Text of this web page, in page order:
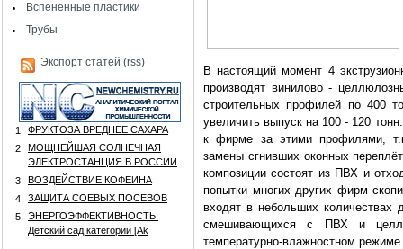
Вспененные пластики
Трубы
Экспорт статей (rss)
1.
ФРУКТОЗА ВРЕДНЕЕ САХАРА
2.
МОЩНЕЙШАЯ СОЛНЕЧНАЯ
ЭЛЕКТРОСТАНЦИЯ В РОССИИ
3.
ВОЗДЕЙСТВИЕ КОФЕИНА
4.
ЗАЩИТА СОЕВЫХ ПОСЕВОВ
5.
ЭНЕРГОЭФФЕКТИВНОСТЬ:
Детский сад категории [Аk
В настоящий момент 4
производят винилово -
строительных профилей по 400
увеличить выпуск на 100 - 120
к фирме за этими профилями,
замены сгнивших оконных
композиции состоят из ПВХ и
попытки многих других фирм
входят в небольших количествах
смешивающихся с ПВХ и
температурно-влажностном